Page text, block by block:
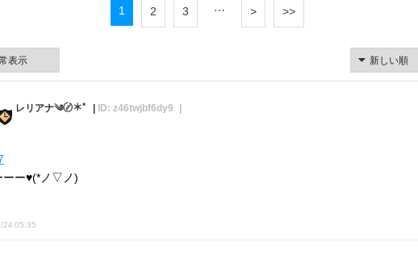
1 2 3 … > >>
レリアナ༄〄＊ﾟ ID: z46twjbf6dy9
ーー♥️(*ノ▽ノ)
24 05:35